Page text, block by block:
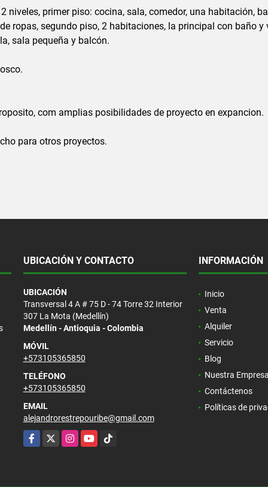
niveles, primer piso: cocina, sala, comedor, una habitación,
ropas, segundo piso, 2 habitaciones, la principal con baño y
sala pequeña y balcón.
com amplias posibilidades de proyecto en expancion.
para otros proyectos.
UBICACIÓN Y CONTACTO
UBICACIÓN
Transversal 4 A # 75 D - 74 Torre 32 Interior
307 La Mota (Medellín)
Medellín - Antioquia - Colombia
MÓVIL
+573105365850
TELÉFONO
+573105365850
EMAIL
alejandrorestrepouribe@gmail.com
Facebook
X InstagramYouTubeTikTok
INFORMACIÓN
Inicio
Venta
Alquiler
Servicio
Blog
Nuestra
Contáctenos
Políticas de